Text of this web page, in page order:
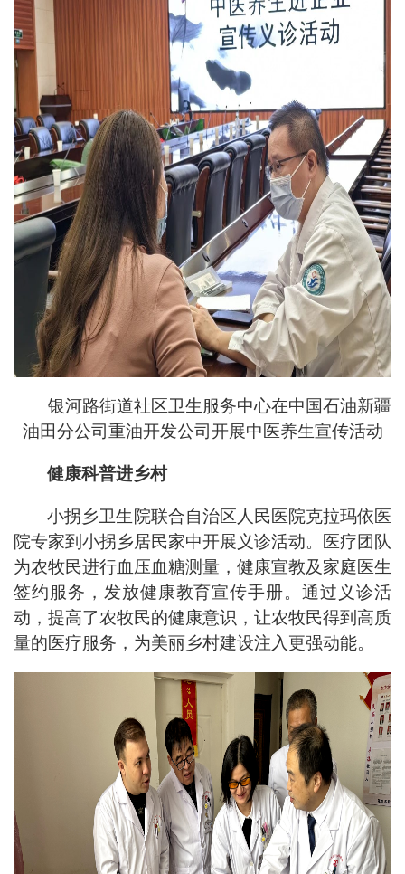
银河路街道社区卫生服务中心在中国石油新疆
油田分公司重油开发公司开展中医养生宣传活动
健康科普进乡村
小拐乡卫生院联合自治区人民医院克拉玛依医
院专家到小拐乡居民家中开展义诊活动。医疗团队
为农牧民进行血压血糖测量，健康宣教及家庭医生
签约服务，发放健康教育宣传手册。通过义诊活
动，提高了农牧民的健康意识，让农牧民得到高质
量的医疗服务，为美丽乡村建设注入更强动能。